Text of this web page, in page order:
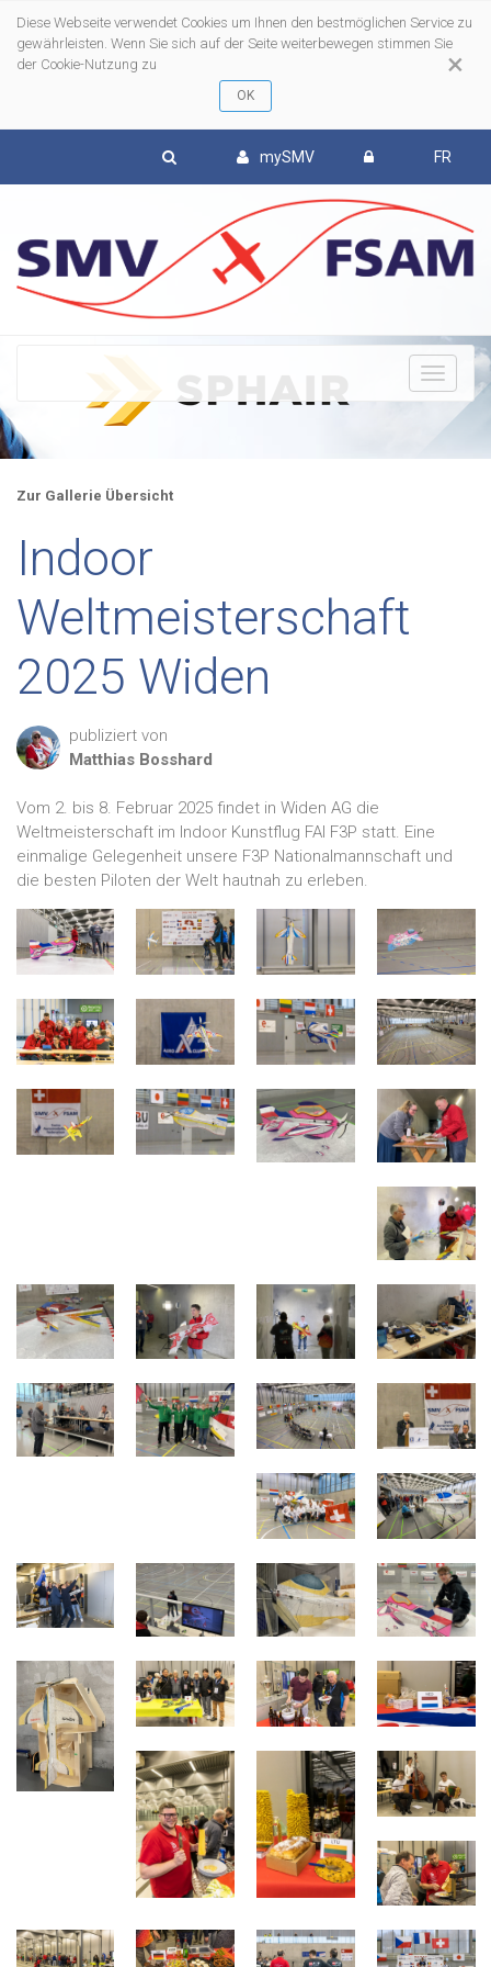
×
Diese Webseite verwendet Cookies um Ihnen den bestmöglichen Service zu
gewährleisten. Wenn Sie sich auf der Seite weiterbewegen stimmen Sie
der Cookie-Nutzung zu
mySMV FR
Zur Gallerie Übersicht
Indoor
Weltmeisterschaft
2025 Widen
publiziert von
Matthias Bosshard
Vom 2. bis 8. Februar 2025 findet in Widen AG die
Weltmeisterschaft im Indoor Kunstflug FAI F3P statt. Eine
einmalige Gelegenheit unsere F3P Nationalmannschaft und
die besten Piloten der Welt hautnah zu erleben.